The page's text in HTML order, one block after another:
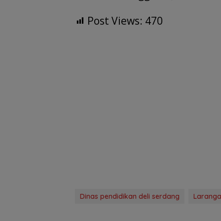
Post Views: 470
Dinas pendidikan deli serdang